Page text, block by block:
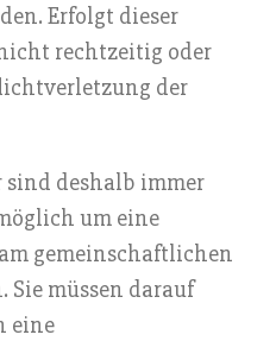
Erfolgt dieser
rechtzeitig oder
der
deshalb immer
um eine
gemeinschaftlichen
Sie müssen darauf
eine